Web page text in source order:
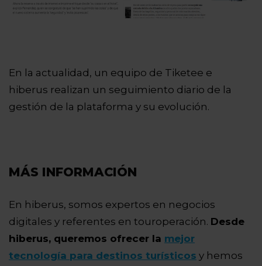
En la actualidad, un equipo de Tiketee e
hiberus realizan un seguimiento diario de la
gestión de la plataforma y su evolución.
MÁS INFORMACIÓN
En hiberus, somos expertos en negocios
digitales y referentes en touroperación. Desde
hiberus, queremos ofrecer la mejor
tecnología para destinos turísticos y hemos